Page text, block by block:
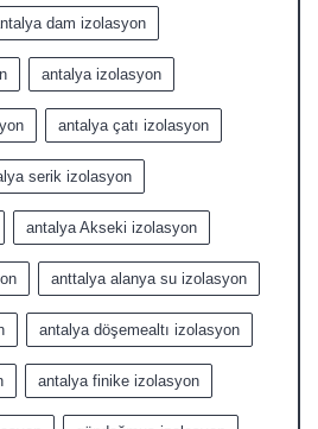
dam izolasyon
antalya izolasyon
antalya çatı izolasyon
serik izolasyon
antalya Akseki izolasyon
anttalya alanya su izolasyon
antalya döşemealtı izolasyon
antalya finike izolasyon